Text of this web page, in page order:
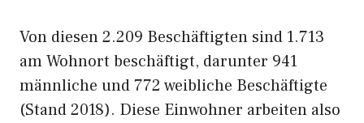
Von diesen 2.209 Beschäftigten sind 1.713
am Wohnort beschäftigt, darunter 941
männliche und 772 weibliche Beschäftigte
(Stand 2018). Diese Einwohner arbeiten also